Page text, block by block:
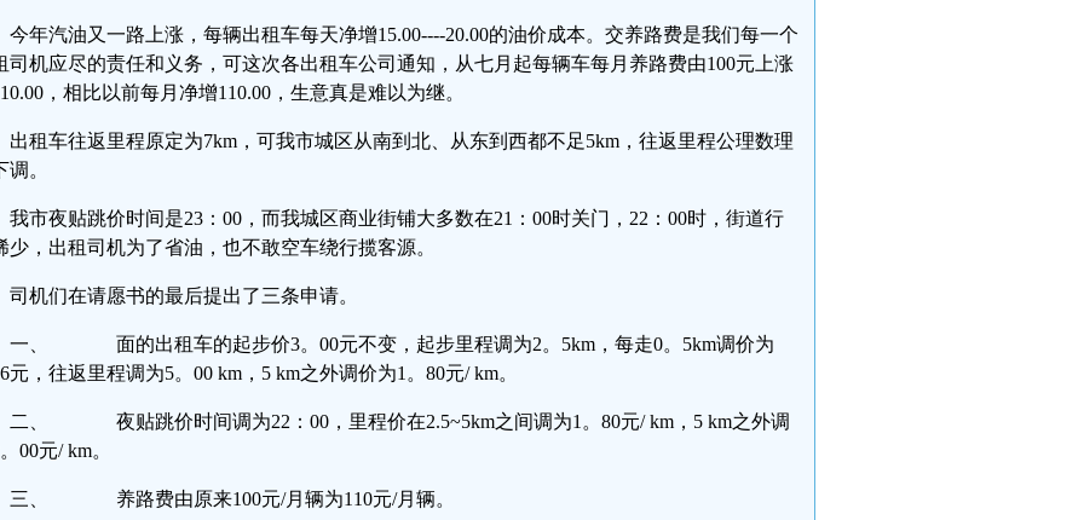
今年汽油又一路上涨，每辆出租车每天净增15.00----20.00的油价成本。交养路费是我们每一个
司机应尽的责任和义务，可这次各出租车公司通知，从七月起每辆车每月养路费由100元上涨
，相比以前每月净增110.00，生意真是难以为继。
出租车往返里程原定为7km，可我市城区从南到北、从东到西都不足5km，往返里程公理数理
调。
我市夜贴跳价时间是23：00，而我城区商业街铺大多数在21：00时关门，22：00时，街道行
少，出租司机为了省油，也不敢空车绕行揽客源。
司机们在请愿书的最后提出了三条申请。
一、 面的出租车的起步价3。00元不变，起步里程调为2。5km，每走0。5km调价为
元，往返里程调为5。00 km，5 km之外调价为1。80元/ km。
二、 夜贴跳价时间调为22：00，里程价在2.5~5km之间调为1。80元/ km，5 km之外调
00元/ km。
三、 养路费由原来100元/月辆为110元/月辆。